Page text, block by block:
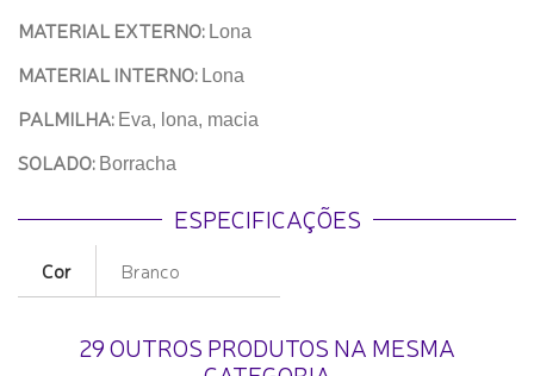
MATERIAL EXTERNO: Lona
MATERIAL INTERNO: Lona
PALMILHA: Eva, lona, macia
SOLADO: Borracha
ESPECIFICAÇÕES
Cor Branco
29 OUTROS PRODUTOS NA MESMA